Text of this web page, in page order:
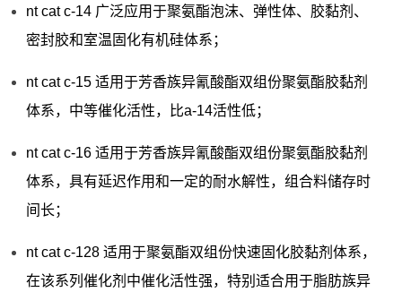
nt cat c-14 广泛应用于聚氨酯泡沫、弹性体、胶黏剂、
密封胶和室温固化有机硅体系；
nt cat c-15 适用于芳香族异氰酸酯双组份聚氨酯胶黏剂
体系，中等催化活性，比a-14活性低；
nt cat c-16 适用于芳香族异氰酸酯双组份聚氨酯胶黏剂
体系，具有延迟作用和一定的耐水解性，组合料储存时
间长；
nt cat c-128 适用于聚氨酯双组份快速固化胶黏剂体系，
在该系列催化剂中催化活性强，特别适合用于脂肪族异